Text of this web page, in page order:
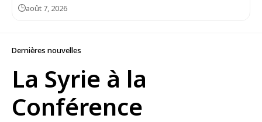
août 7, 2026
Dernières nouvelles
La Syrie à la
Conférence